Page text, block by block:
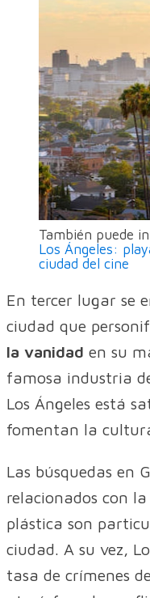
También puede
Los Ángeles:
ciudad del cine
En tercer lugar se
ciudad que
la vanidad en su
famosa industria
Los Ángeles está
fomentan la
Las búsquedas en
relacionados con
plástica son
ciudad. A su vez,
tasa de crímenes